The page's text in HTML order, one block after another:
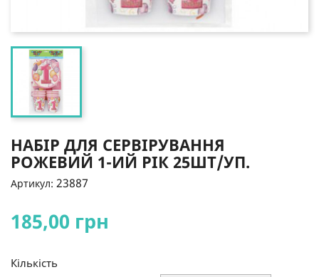
НАБІР ДЛЯ СЕРВІРУВАННЯ
РОЖЕВИЙ 1-ИЙ РІК 25ШТ/УП.
Артикул: 23887
185,00 грн
Кількість